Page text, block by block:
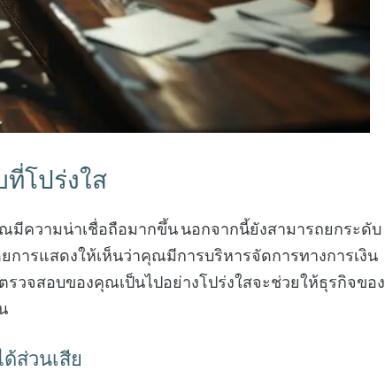
โปร่งใส
มีความน่าเชื่อถือมากขึ้น นอกจากนี้ยังสามารถยกระดับ
การแสดงให้เห็นว่าคุณมีการบริหารจัดการทางการเงิน
วจสอบของคุณเป็นไปอย่างโปร่งใสจะช่วยให้ธุรกิจของ
ส่วนเสีย